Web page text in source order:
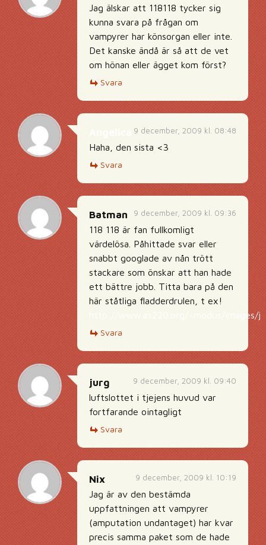
Jag älskar att 118118 tycker sig
kunna svara på frågan om
vampyrer har könsorgan eller inte.
Det kanske ändå är så att de vet
om hönan eller ägget kom först?
Svara
9 december, 2009 kl. 08:48
Haha, den sista <3
Svara
9 december, 2009 kl. 09:36
Batman
118 118 är fan fullkomligt
värdelösa. Påhittade svar eller
snabbt googlade av nån trött
stackare som önskar att han hade
ett bättre jobb. Titta bara på den
här ståtliga fladderdrulen, t ex!
http://www.as220.org/~modus/images/
Svara
9 december, 2009 kl. 09:40
jurg
luftslottet i tjejens huvud var
fortfarande ointagligt
Svara
9 december, 2009 kl. 10:19
Nix
Jag är av den bestämda
uppfattningen att vampyrer
(amputation undantaget) har kvar
precis samma paket som de hade